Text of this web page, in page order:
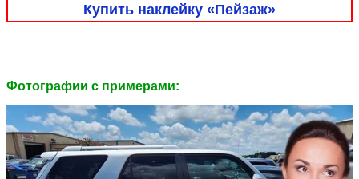
Купить наклейку «Пейзаж»
Фотографии c примерами: